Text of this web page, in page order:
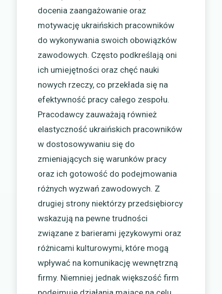
docenia zaangażowanie oraz
motywację ukraińskich pracowników
do wykonywania swoich obowiązków
zawodowych. Często podkreślają oni
ich umiejętności oraz chęć nauki
nowych rzeczy, co przekłada się na
efektywność pracy całego zespołu.
Pracodawcy zauważają również
elastyczność ukraińskich pracowników
w dostosowywaniu się do
zmieniających się warunków pracy
oraz ich gotowość do podejmowania
różnych wyzwań zawodowych. Z
drugiej strony niektórzy przedsiębiorcy
wskazują na pewne trudności
związane z barierami językowymi oraz
różnicami kulturowymi, które mogą
wpływać na komunikację wewnętrzną
firmy. Niemniej jednak większość firm